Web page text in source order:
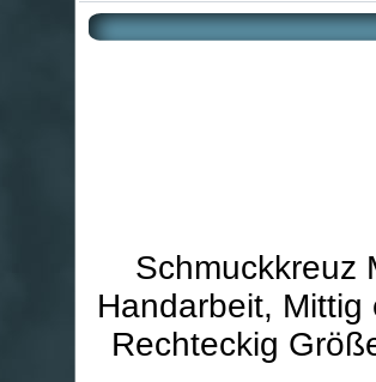
Schmuckkreuz
Handarbeit,
Rechteckig